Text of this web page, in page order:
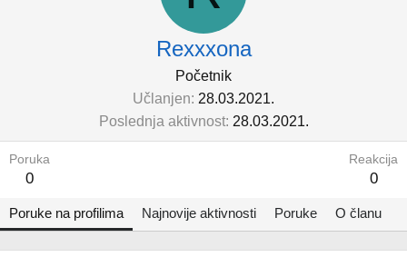
Rexxxona
Početnik
Učlanjen 28.03.2021.
Poslednja aktivnost 28.03.2021.
Poruka
0
Reakcija
0
Poruke na profilima Najnovije aktivnosti Poruke O članu